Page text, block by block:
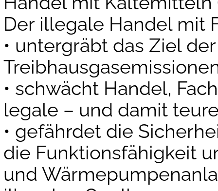
Der illegale Handel mit
• untergräbt das Ziel
• schwächt Handel,
legale – und damit
• gefährdet die
die Funktionsfähigkeit
und